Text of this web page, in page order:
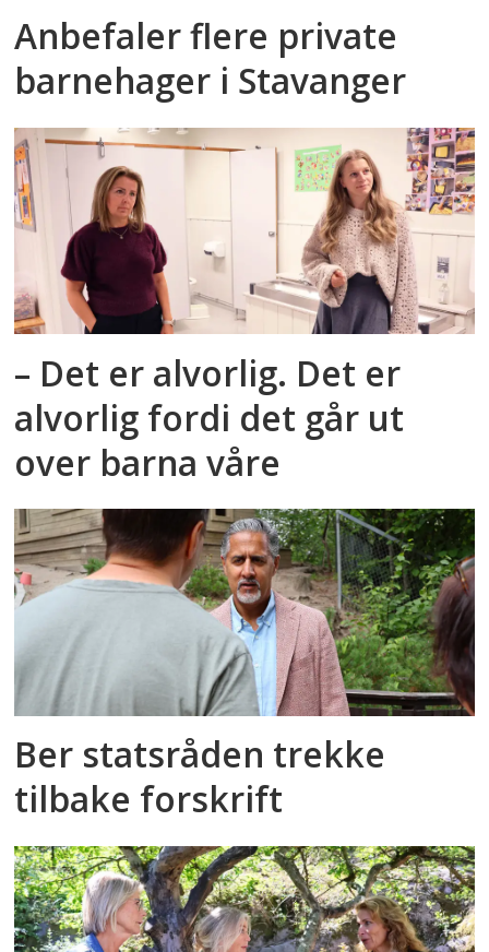
Anbefaler flere private
barnehager i Stavanger
– Det er alvorlig. Det er
alvorlig fordi det går ut
over barna våre
Ber statsråden trekke
tilbake forskrift